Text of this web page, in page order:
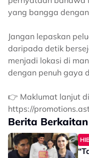
yang bangga
Jangan lepaskan
daripada detik
menjadi lokasi di
dengan penuh gaya
👉 Maklumat lanjut
https://
Berita Berkaitan